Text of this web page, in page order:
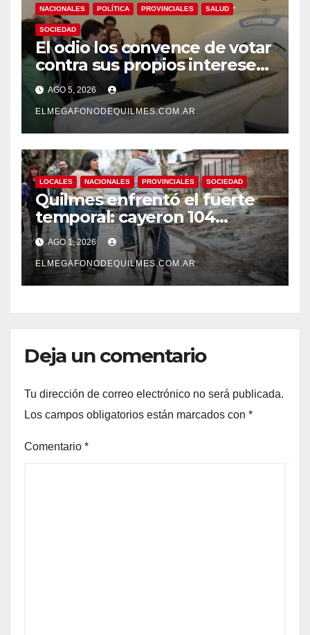
NACIONALES POLÍTICA PROVINCIALES SALUD
SOCIEDAD
El odio los convence de votar
contra sus propios intereses.
Una Sociedad atrapada en la
grieta
AGO 5, 2026
ELMEGAFONODEQUILMES.COM.AR
LOCALES NACIONALES PROVINCIALES SOCIEDAD
Quilmes enfrentó el fuerte
temporal: cayeron 104
milímetros de lluvia en 24
horas.
AGO 1, 2026
ELMEGAFONODEQUILMES.COM.AR
Deja un comentario
Tu dirección de correo electrónico no será publicada.
Los campos obligatorios están marcados con *
Comentario *